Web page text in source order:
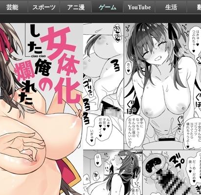
芸能 スポーツ アニ漫 ゲーム YouTube 生活